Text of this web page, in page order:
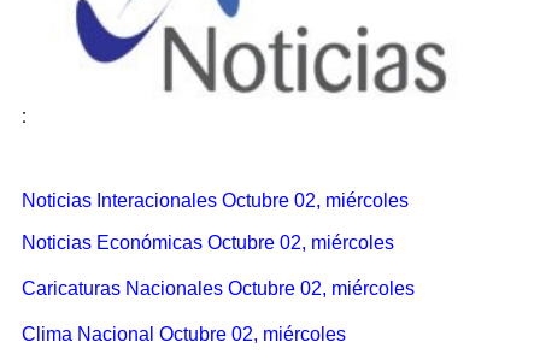
:
Noticias Interacionales Octubre 02, miércoles
Noticias Económicas Octubre 02, miércoles
Caricaturas Nacionales Octubre 02, miércoles
Clima Nacional Octubre 02, miércoles